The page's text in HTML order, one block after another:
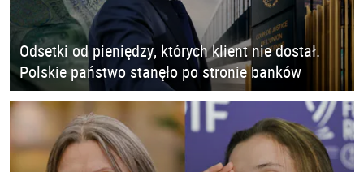
Odsetki od pieniędzy, których klient nie dostał.
Polskie państwo stanęło po stronie banków